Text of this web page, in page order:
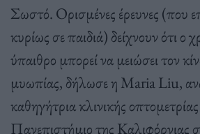
Σωστό. Ορισμένες έρευνες (που
κυρίως σε παιδιά) δείχνουν ότι ο
ύπαιθρο μπορεί να μειώσει τον
μυωπίας, δήλωσε η Maria Liu,
καθηγήτρια κλινικής
Πανεπιστήμιο της Καλιφόρνιας